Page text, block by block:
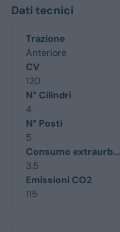
Dati tecnici
Trazione
Anteriore
CV
120
N° Cilindri
4
N° Posti
5
Consumo extraurb...
3.5
Emissioni CO2
115